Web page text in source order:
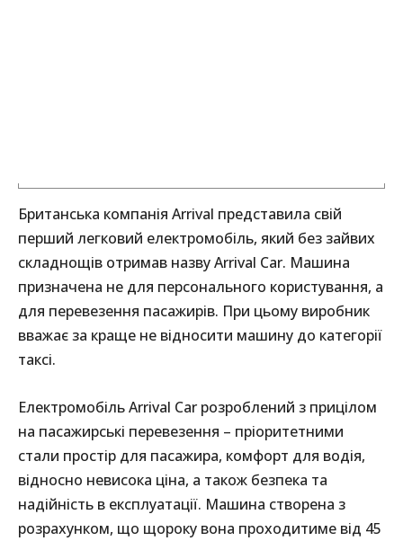
Британська компанія Arrival представила свій
перший легковий електромобіль, який без зайвих
складнощів отримав назву Arrival Car. Машина
призначена не для персонального користування, а
для перевезення пасажирів. При цьому виробник
вважає за краще не відносити машину до категорії
таксі.
Електромобіль Arrival Car розроблений з прицілом
на пасажирські перевезення – пріоритетними
стали простір для пасажира, комфорт для водія,
відносно невисока ціна, а також безпека та
надійність в експлуатації. Машина створена з
розрахунком, що щороку вона проходитиме від 45